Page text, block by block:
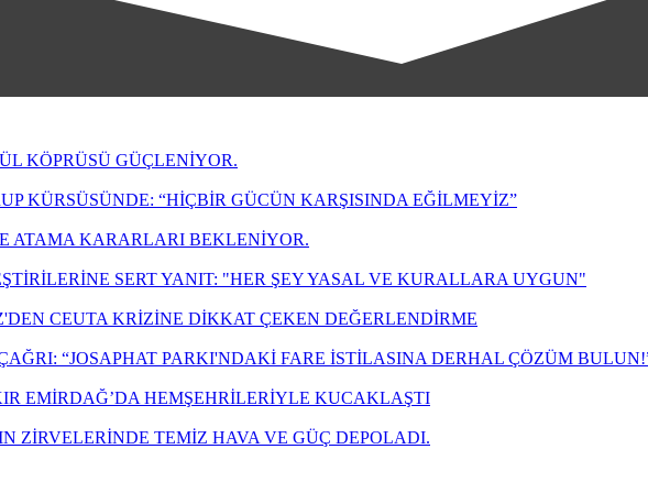
KÖPRÜSÜ GÜÇLENİYOR.
KÜRSÜSÜNDE: “HİÇBİR GÜCÜN KARŞISINDA EĞİLMEYİZ”
ATAMA KARARLARI BEKLENİYOR.
SERT YANIT: "HER ŞEY YASAL VE KURALLARA UYGUN"
CEUTA KRİZİNE DİKKAT ÇEKEN DEĞERLENDİRME
“JOSAPHAT PARKI'NDAKİ FARE İSTİLASINA DERHAL ÇÖZÜM
EMİRDAĞ’DA HEMŞEHRİLERİYLE KUCAKLAŞTI
ZİRVELERİNDE TEMİZ HAVA VE GÜÇ DEPOLADI.